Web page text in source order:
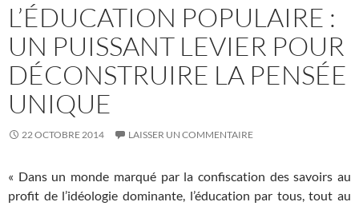
L’ÉDUCATION POPULAIRE :
UN PUISSANT LEVIER POUR
DÉCONSTRUIRE LA PENSÉE
UNIQUE
22 OCTOBRE 2014 LAISSER UN COMMENTAIRE
« Dans un monde marqué par la confiscation des savoirs au
profit de l’idéologie dominante, l’éducation par tous, tout au